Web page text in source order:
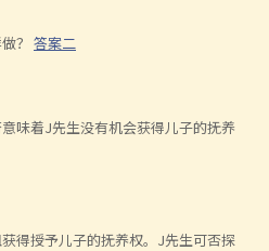
？ 答案二
味着J先生没有机会获得儿子的抚养
得授予儿子的抚养权。J先生可否探
内地人士除外）
地人士的海外配偶（包括中国内地）
母免税额